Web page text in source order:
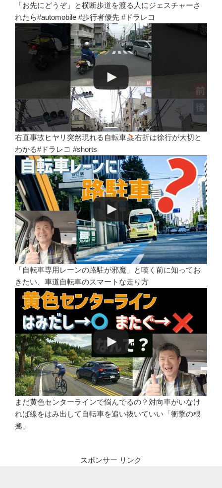
「お先にどうぞ」と横断歩道を渡る人にジェスチャーさ
れたら#automobile #歩行者優先 #ドラレコ
右直事故ヒヤリ突然現れる自転車
右折は徐行が大切と
わかる#ドラレコ #shorts
「自転車専用レーンの路駐が邪魔」と嘆く前に知ってお
きたい、車道自転車のスマートな走り方
まだ黄色センターラインで悩んでるの？対向車がいなけ
れば線をはみ出して自転車を追い抜いていい「衝撃の根
拠」
スポンサー リンク